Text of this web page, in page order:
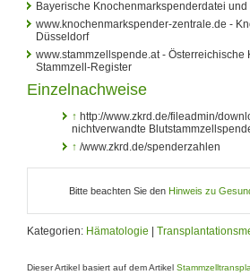
Bayerische Knochenmarkspenderdatei
www.knochenmarkspender-zentrale.de -
Düsseldorf
www.stammzellspende.at -
Stammzell-Register
Einzelnachweise
↑ http://www.zkrd.de/fileadmin/
nichtverwandte
↑ /www.zkrd.de/spenderzahlen
Bitte beachten Sie den Hinweis zu
Kategorien: Hämatologie
Dieser Artikel basiert auf dem Artikel